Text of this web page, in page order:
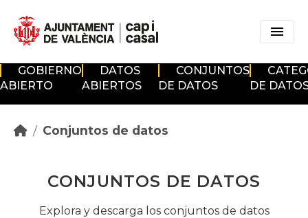
GOBIERNO
ABIERTO
DATOS
ABIERTOS
CONJUNTOS
DE DATOS
DE
Conjuntos de datos
CONJUNTOS DE DATOS
Explora y descarga los conjuntos de datos